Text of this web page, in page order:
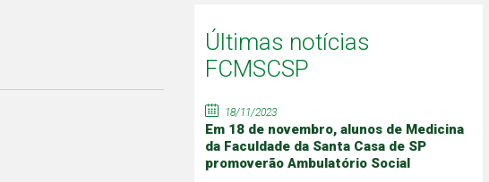
Últimas notícias
FCMSCSP
18/11/2023
Em 18 de novembro, alunos de Medicina
da Faculdade da Santa Casa de SP
promoverão Ambulatório Social